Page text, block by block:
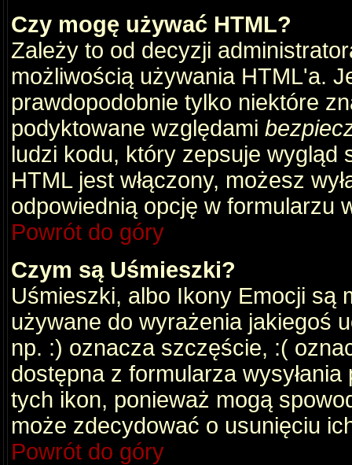
Czy mogę używać HTML?
Zależy to od decyzji
możliwością używania HTML'a.
prawdopodobnie tylko niektóre
podyktowane względami
ludzi kodu, który zepsuje wygląd
HTML jest włączony, możesz
odpowiednią opcję w formularzu
Powrót do góry
Czym są Uśmieszki?
Uśmieszki, albo Ikony Emocji są
używane do wyrażenia jakiegoś
np. :) oznacza szczęście, :(
dostępna z formularza
tych ikon, ponieważ mogą
może zdecydować o usunięciu
Powrót do góry